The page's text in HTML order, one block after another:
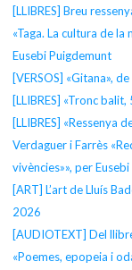
[LLIBRES] Breu
«Taga. La cultura de la
Eusebi Puigdemunt
[VERSOS] «Gitana»,
[LLIBRES] «Tronc
[LLIBRES] «Ressenya
Verdaguer i Farrès
vivències»», per
[ART] L’art de Lluís
2026
[AUDIOTEXT] Del
«Poemes, epopeia i